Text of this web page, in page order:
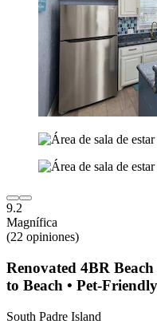
9.2
Magnífica
(22 opiniones)
Renovated 4BR
to Beach • Pet-Friendly
South Padre Island